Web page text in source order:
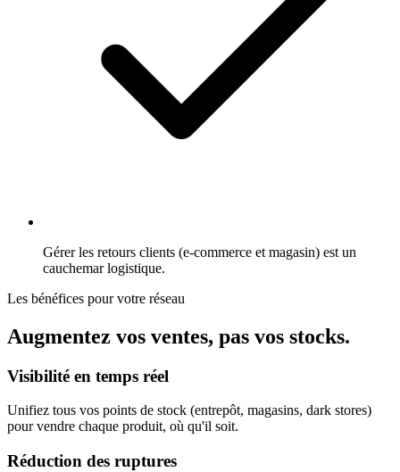
Gérer les retours clients (e-commerce et magasin) est un
cauchemar logistique.
Les bénéfices pour votre réseau
Augmentez vos ventes, pas vos stocks.
Visibilité en temps réel
Unifiez tous vos points de stock (entrepôt, magasins, dark stores)
pour vendre chaque produit, où qu'il soit.
Réduction des ruptures